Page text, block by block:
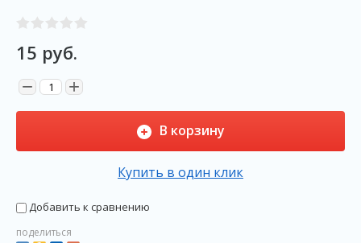
15 руб.
− +
В корзину
Купить в один клик
Добавить к сравнению
поделиться